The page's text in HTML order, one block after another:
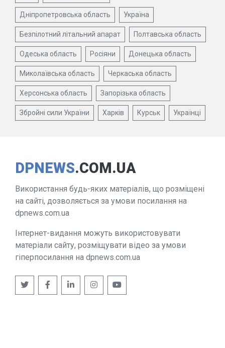
Дніпропетровська область Україна
Безпілотний літальний апарат Полтавська область
Одеська область Росіяни Донецька область
Миколаївська область Черкаська область
Херсонська область Запорізька область
Збройні сили України Харків Курськ Українці
DPNEWS.COM.UA
Використання будь-яких матеріалів, що розміщені
на сайті, дозволяється за умови посилання на
dpnews.com.ua
Інтернет-видання можуть використовувати
матеріали сайту, розміщувати відео за умови
гіперпосилання на dpnews.com.ua